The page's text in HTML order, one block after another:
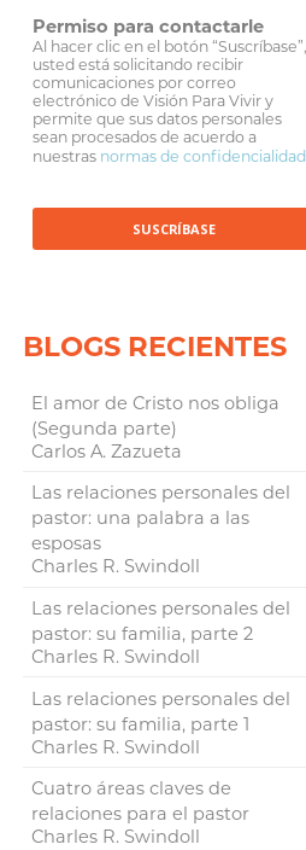
Permiso para contactarle
Al hacer clic en el botón “Suscríbase”,
usted está solicitando recibir
comunicaciones por correo
electrónico de Visión Para Vivir y
permite que sus datos personales
sean procesados de acuerdo a
nuestras normas de confidencialidad
BLOGS RECIENTES
El amor de Cristo nos obliga
(Segunda parte)
Carlos A. Zazueta
Las relaciones personales del
pastor: una palabra a las
esposas
Charles R. Swindoll
Las relaciones personales del
pastor: su familia, parte 2
Charles R. Swindoll
Las relaciones personales del
pastor: su familia, parte 1
Charles R. Swindoll
Cuatro áreas claves de
relaciones para el pastor
Charles R. Swindoll